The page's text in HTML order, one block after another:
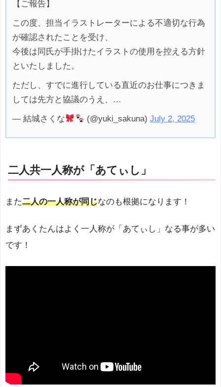
【ご報告】
この度、担当イラストレーターによる不適切な行為
が確認されたことを受け、
今後は同氏が手掛けたイラストの使用を控える方針
といたしました。
ただし、すでに進行している直近のお仕事につきま
しては先方と協議のうえ、…
— 結城さくな (@yuki_sakuna) July 2, 2025
二人共一人称が「あてぃし」
また二人の一人称が同じなのも根拠になります！
まずあくたんはよく一人称が「あてぃし」なる事が多い
です！